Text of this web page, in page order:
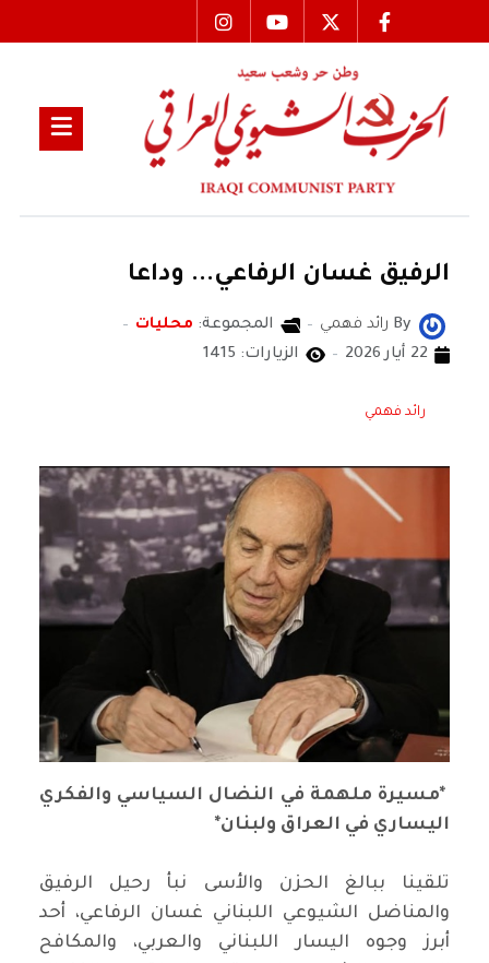
الرفيق غسان الرفاعي... وداعا
By رائد فهمي المجموعة: محليات
22 أيار 2026
الزيارات: 1415
رائد فهمي
*مسيرة ملهمة في النضال السياسي والفكري
اليساري في العراق ولبنان*
تلقينا ببالغ الحزن والأسى نبأ رحيل الرفيق
والمناضل الشيوعي اللبناني غسان الرفاعي، أحد
أبرز وجوه اليسار اللبناني والعربي، والمكافح